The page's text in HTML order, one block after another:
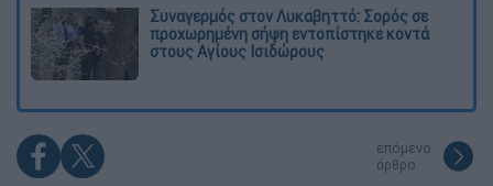
Συναγερμός στον Λυκαβηττό: Σορός σε
προχωρημένη σήψη εντοπίστηκε κοντά
στους Αγίους Ισιδώρους
επόμενο
άρθρο